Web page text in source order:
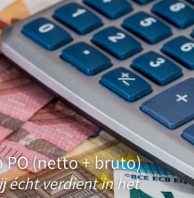
PO (netto + bruto)
écht verdient in het